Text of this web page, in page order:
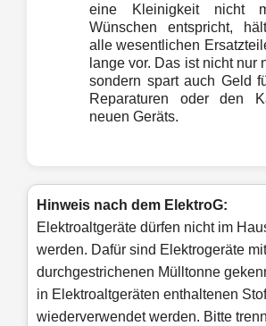
eine Kleinigkeit nicht
Wünschen entspricht,
alle wesentlichen
lange vor. Das ist nicht nur
sondern spart auch Geld
Reparaturen oder den
neuen Geräts.
Hinweis nach dem ElektroG:
Elektroaltgeräte dürfen nicht im
werden. Dafür sind Elektrogeräte
durchgestrichenen Mülltonne
in Elektroaltgeräten enthaltenen
wiederverwendet werden. Bitte